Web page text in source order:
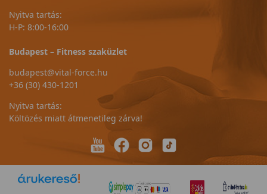
Nyitva tartás:
H-P: 8:00-16:00
Budapest – Fitness szaküzlet
budapest@vital-force.hu
+36 (30) 430-1201
Nyitva tartás:
Költözés miatt átmenetileg zárva!